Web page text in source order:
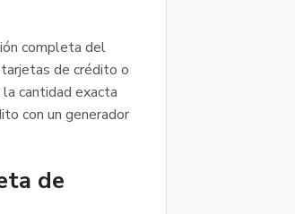
completa del
de crédito o
cantidad exacta
con un generador
de